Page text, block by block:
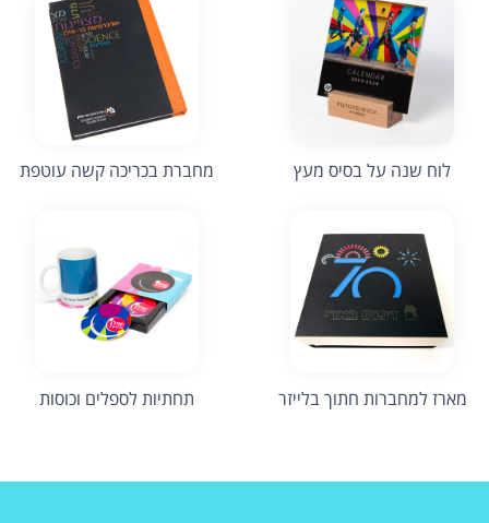
לוח שנה על בסיס מעץ מחברת בכריכה קשה עוטפת
מארז למחברות חתוך בלייזר תחתיות לספלים וכוסות